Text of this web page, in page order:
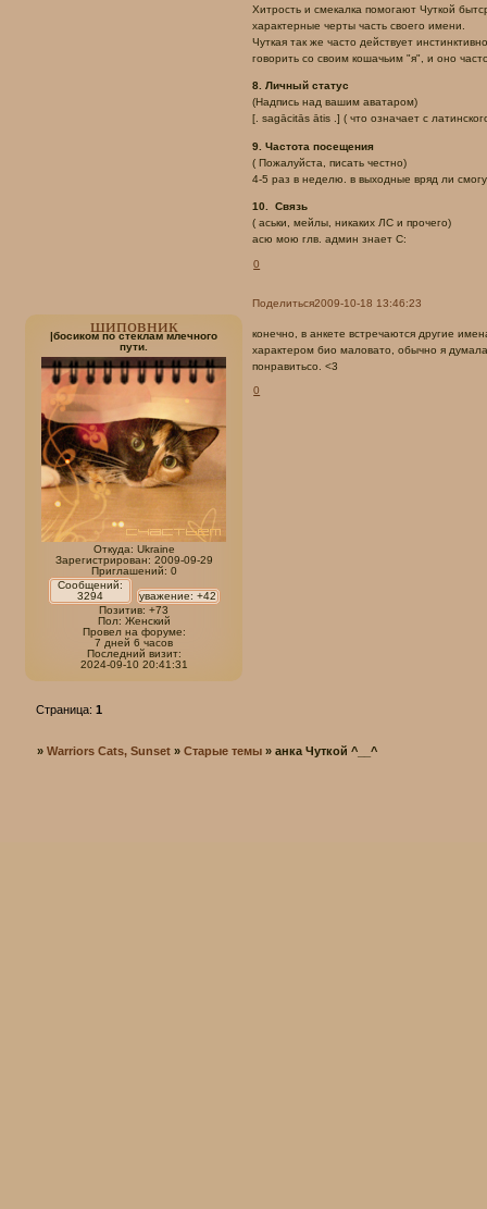
Хитрость и смекалка помогают Чуткой
характерные черты часть своего имени.
Чуткая так же часто действует
говорить со своим кошачьим "я", и оно
8. Личный статус
(Надпись над вашим аватаром)
[. sagācitās ātis .] ( что означает с
9. Частота посещения
( Пожалуйста, писать честно)
4-5 раз в неделю. в выходные вряд ли
10. Связь
( аськи, мейлы, никаких ЛС и прочего)
асю мою глв. админ знает С:
0
Поделиться2009-10-18 13:46:23
шиповник
|босиком по стеклам млечного
пути.
Откуда: Ukraine
Зарегистрирован: 2009-09-29
Приглашений: 0
Сообщений:
3294
уважение: +42
Позитив: +73
Пол: Женский
Провел на форуме:
7 дней 6 часов
Последний визит:
2024-09-10 20:41:31
конечно, в анкете встречаются другие
характером био маловато, обычно я
понравитьсо. <3
0
Страница:1
»Warriors Cats, Sunset »Старые темы »анка Чуткой ^__^